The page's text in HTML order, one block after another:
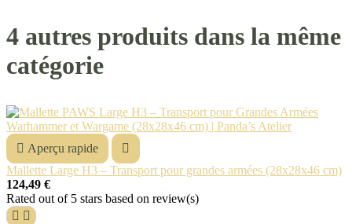
4 autres produits dans la même
catégorie
 Aperçu rapide

Mallette Large H3 – Transport pour grandes armées (28x28x46 cm)
124,49 €
Rated out of 5 stars based on review(s)
 